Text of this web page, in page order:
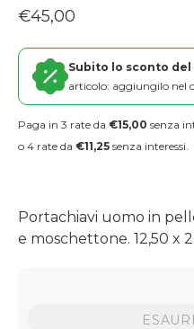
Prezzo regolare
€45,00
Subito lo sconto del
articolo: aggiungilo nel
Paga in 3 rate da €15,00 senza
o 4 rate da €11,25 senza interessi.
Portachiavi uomo in
e moschettone. 12,50 x